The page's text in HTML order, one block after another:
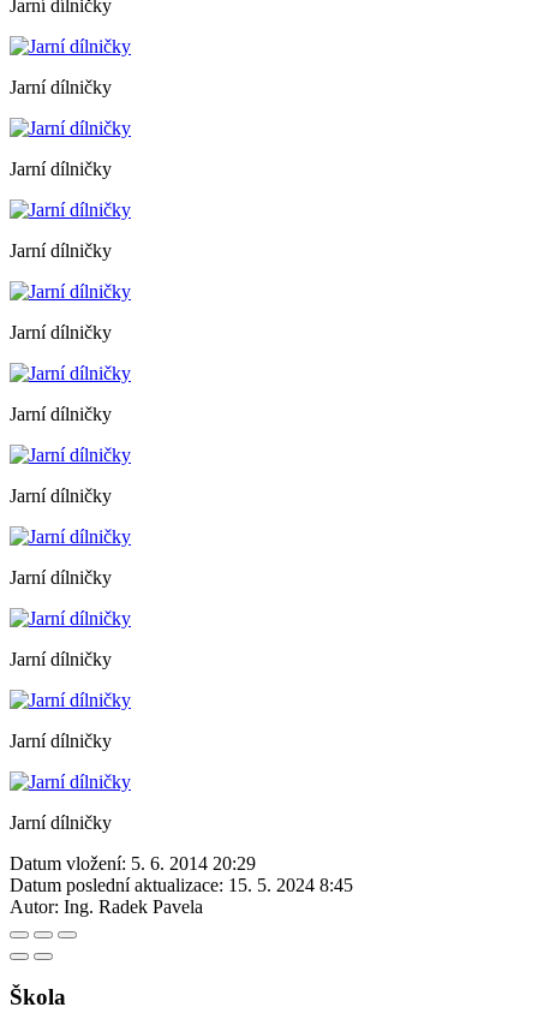
Jarní dílničky
Jarní dílničky
Jarní dílničky
Jarní dílničky
Jarní dílničky
Jarní dílničky
Jarní dílničky
Jarní dílničky
Jarní dílničky
Jarní dílničky
Jarní dílničky
Datum vložení: 5. 6. 2014 20:29
Datum poslední aktualizace: 15. 5. 2024 8:45
Autor: Ing. Radek Pavela
Škola